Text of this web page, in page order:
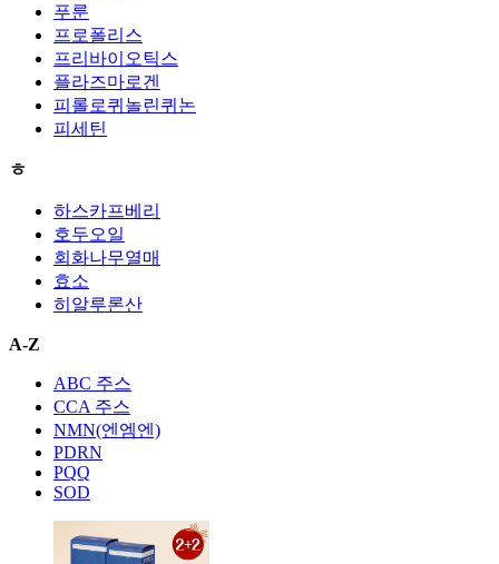
푸룬
프로폴리스
프리바이오틱스
플라즈마로겐
피롤로퀴놀린퀴논
피세틴
ㅎ
하스카프베리
호두오일
회화나무열매
효소
히알루론산
A-Z
ABC 주스
CCA 주스
NMN(엔엠엔)
PDRN
PQQ
SOD